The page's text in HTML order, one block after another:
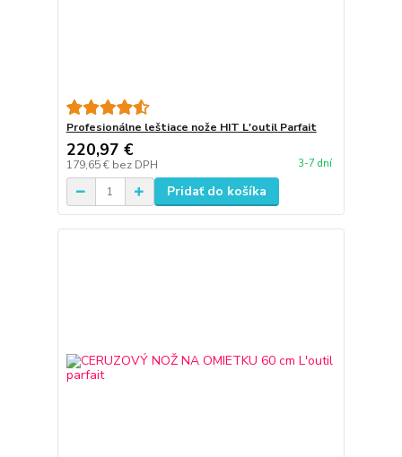
Profesionálne leštiace nože HIT L'outil Parfait
220,97 €
179,65 € bez DPH 3-7 dní
Pridať do košíka